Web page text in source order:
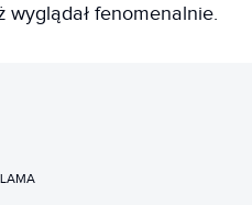
wyglądał fenomenalnie.